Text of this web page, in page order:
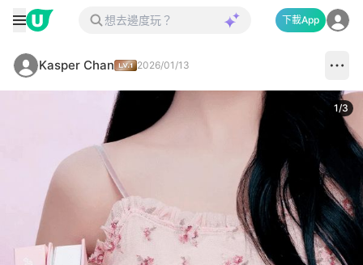
下載App
Kasper Chan 2026/01/13
1/3